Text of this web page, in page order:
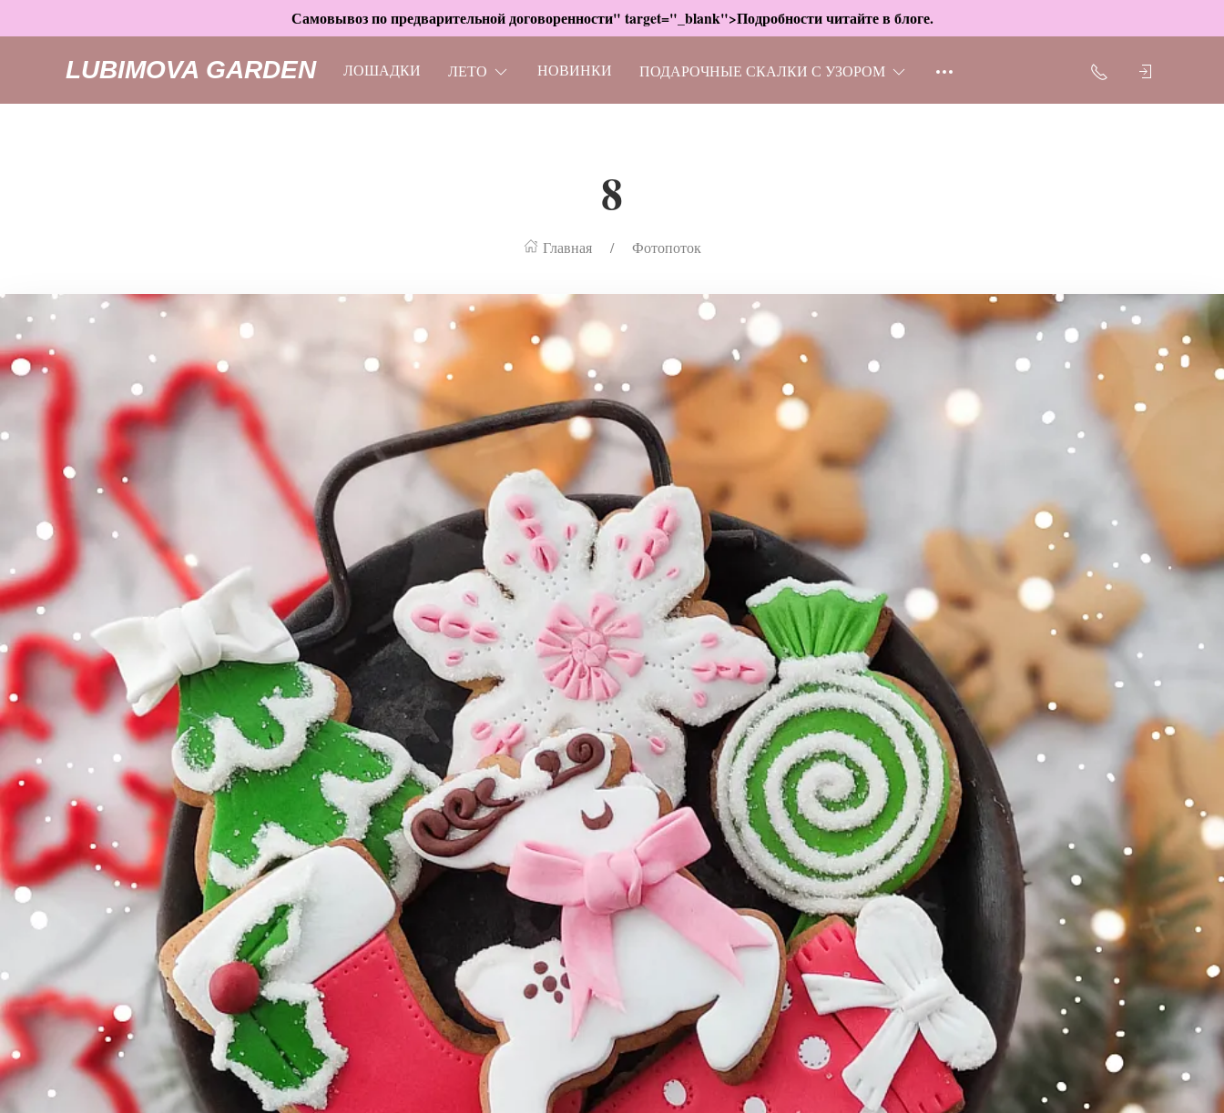
Самовывоз по предварительной договоренности" target="_blank">Подробности читайте в блоге.
LUBIMOVA GARDEN ЛОШАДКИ ЛЕТО НОВИНКИ ПОДАРОЧНЫЕ СКАЛКИ С УЗОРОМ
8
Главная Фотопоток